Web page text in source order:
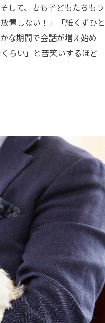
して、妻も子どもたちもラ
置しない！」「紙くずひと
な期間で会話が増え始め
らい」と苦笑いするほど